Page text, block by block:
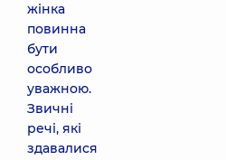
жінка
повинна
бути
особливо
уважною.
Звичні
речі, які
здавалися